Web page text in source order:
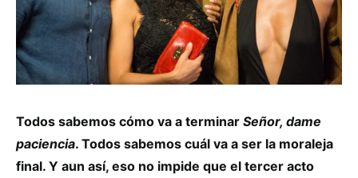
Todos sabemos cómo va a terminar Señor, dame
paciencia. Todos sabemos cuál va a ser la moraleja
final. Y aun así, eso no impide que el tercer acto